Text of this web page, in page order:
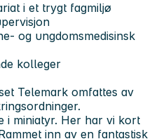
i et trygt fagmiljø
og ungdomsmedisinsk
kolleger
Telemark omfattes av
i miniatyr. Her har vi kort
inn av en fantastisk